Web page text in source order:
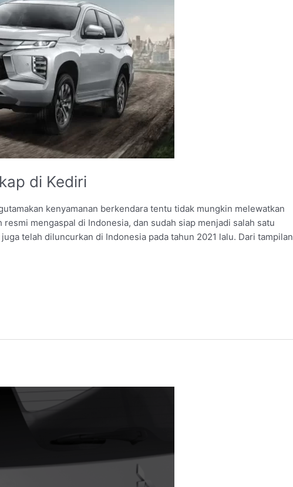
di Kediri
kenyamanan berkendara tentu tidak mungkin melewatkan
mengaspal di Indonesia, dan sudah siap menjadi salah satu
telah diluncurkan di Indonesia pada tahun 2021 lalu. Dari tampilan